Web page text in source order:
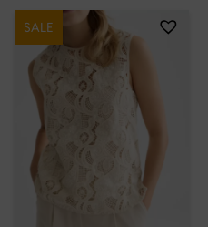
SALE